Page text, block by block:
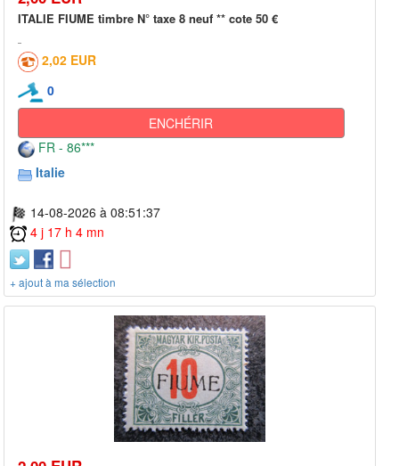
ITALIE FIUME timbre N° taxe 8 neuf ** cote 50 €
2,02 EUR
0
ENCHÉRIR
FR - 86***
Italie
14-08-2026 à 08:51:37
4 j 17 h 4 mn
+ ajout à ma sélection